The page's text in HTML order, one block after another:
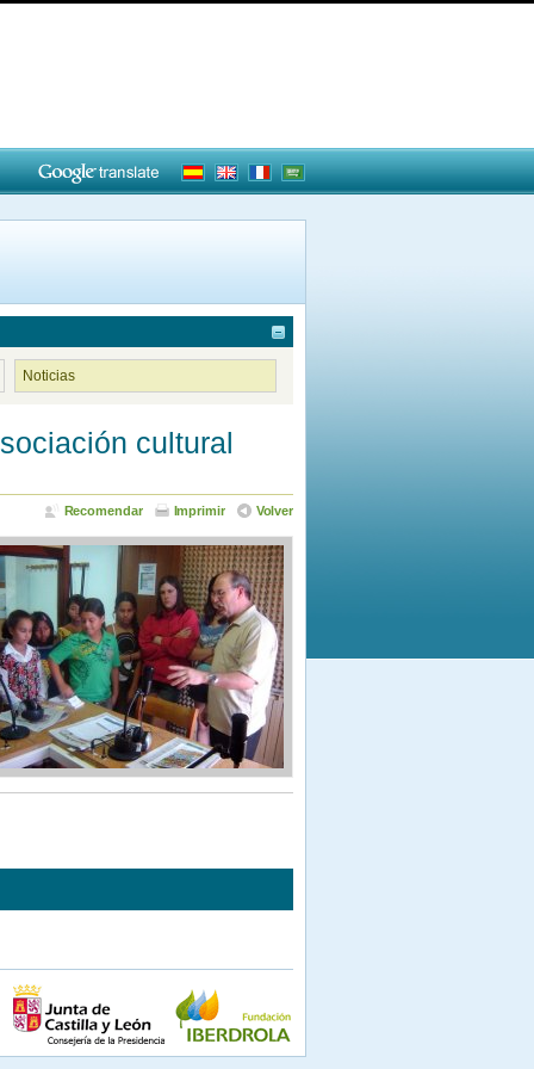
Noticias
cultural
Volver
Imprimir
Recomendar